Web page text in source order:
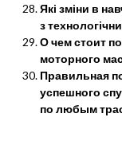
Які зміни в
з
О чем стоит
моторного
Правильная
успешного
по любым